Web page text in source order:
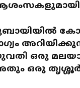
ഒരു
ഒരു